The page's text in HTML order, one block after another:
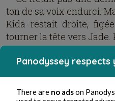
ton de sa voix endurci.
Kida restait droite,
tourner la tête vers Jade.
leurs regards se
plus. Elle sentait la
pourrait-elle
vulnérable, faible ?
Panodyssey
There are no adson